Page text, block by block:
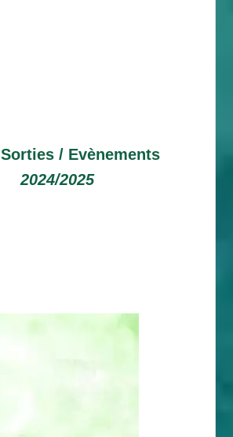
Sorties / Evènements
2024/2025